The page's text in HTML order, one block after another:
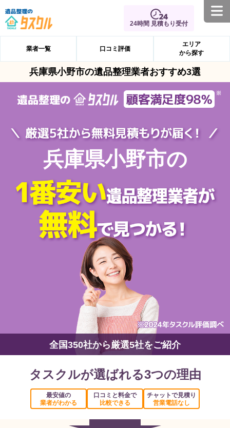
24時間 見積もり受付
業者一覧 口コミ評価
エリア
から探す
兵庫県小野市の遺品整理業者おすすめ3選
兵庫県小野市の
全国350社から厳選5社をご紹介
タスクルが選ばれる3つの理由
最安値の
業者がわかる
口コミと料金で
比較できる
チャットで見積り
営業電話なし